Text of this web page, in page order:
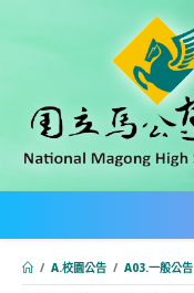
內
/ A.校園公告 / A03.一般公告